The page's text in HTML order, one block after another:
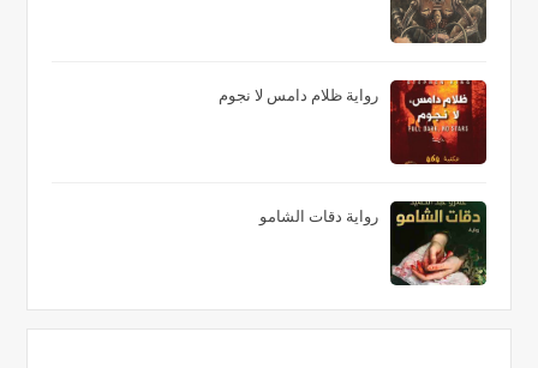
رواية ظلام دامس لا نجوم
رواية دقات الشامو